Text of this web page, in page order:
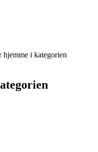
hjemme i kategorien